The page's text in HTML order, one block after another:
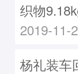
织物
2019-11-
杨礼装车